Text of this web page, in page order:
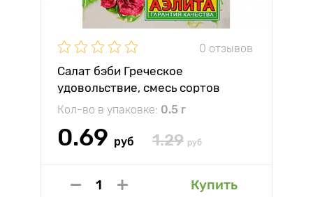
0 отзывов
Салат бэби Греческое
удовольствие, смесь сортов
Аэлита
Кол-во в упаковке: 0.5 г
0.69 руб 1.29 руб
Купить